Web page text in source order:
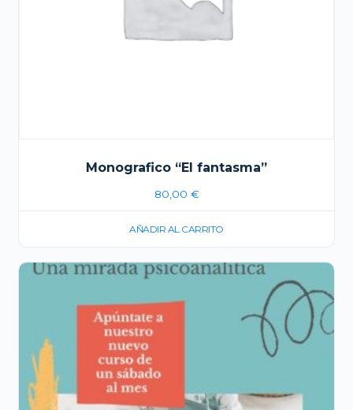
Monografico “El fantasma”
80,00 €
AÑADIR AL CARRITO